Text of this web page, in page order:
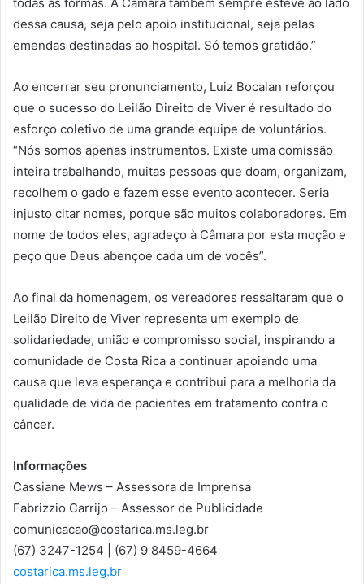
todas as formas. A Câmara também sempre esteve ao lado
dessa causa, seja pelo apoio institucional, seja pelas
emendas destinadas ao hospital. Só temos gratidão.”
Ao encerrar seu pronunciamento, Luiz Bocalan reforçou
que o sucesso do Leilão Direito de Viver é resultado do
esforço coletivo de uma grande equipe de voluntários.
“Nós somos apenas instrumentos. Existe uma comissão
inteira trabalhando, muitas pessoas que doam, organizam,
recolhem o gado e fazem esse evento acontecer. Seria
injusto citar nomes, porque são muitos colaboradores. Em
nome de todos eles, agradeço à Câmara por esta moção e
peço que Deus abençoe cada um de vocês”.
Ao final da homenagem, os vereadores ressaltaram que o
Leilão Direito de Viver representa um exemplo de
solidariedade, união e compromisso social, inspirando a
comunidade de Costa Rica a continuar apoiando uma
causa que leva esperança e contribui para a melhoria da
qualidade de vida de pacientes em tratamento contra o
câncer.
Informações
Cassiane Mews – Assessora de Imprensa
Fabrizzio Carrijo – Assessor de Publicidade
comunicacao@costarica.ms.leg.br
(67) 3247-1254 | (67) 9 8459-4664
costarica.ms.leg.br